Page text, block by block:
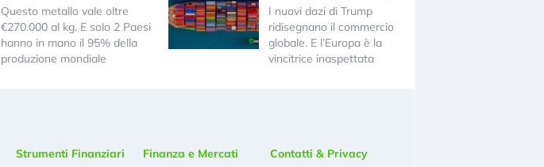
Questo metallo vale oltre
€270.000 al kg. E solo 2 Paesi
hanno in mano il 95% della
produzione mondiale
I nuovi dazi di Trump
ridisegnano il commercio
globale. E l’Europa è la
vincitrice inaspettata
Strumenti Finanziari Finanza e Mercati Contatti & Privacy